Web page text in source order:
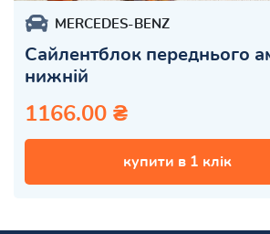
MERCEDES-BENZ
Сайлентблок переднього
нижній
1166.00 ₴
купити в 1 клік